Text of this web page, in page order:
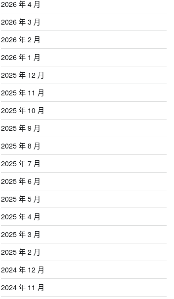
2026 年 4 月
2026 年 3 月
2026 年 2 月
2026 年 1 月
2025 年 12 月
2025 年 11 月
2025 年 10 月
2025 年 9 月
2025 年 8 月
2025 年 7 月
2025 年 6 月
2025 年 5 月
2025 年 4 月
2025 年 3 月
2025 年 2 月
2024 年 12 月
2024 年 11 月